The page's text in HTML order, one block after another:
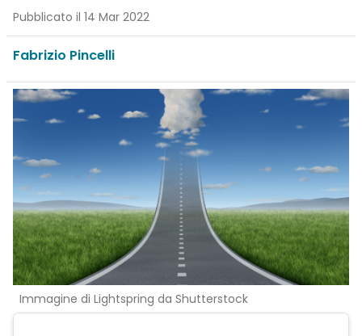
Pubblicato il 14 Mar 2022
Fabrizio Pincelli
Immagine di Lightspring da Shutterstock